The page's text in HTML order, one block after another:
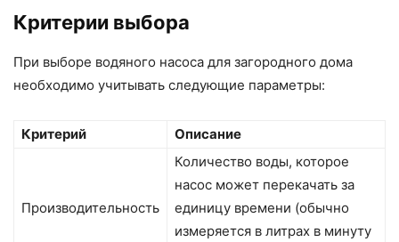
Критерии выбора
При выборе водяного насоса для загородного дома
необходимо учитывать следующие параметры:
Критерий Описание
Производительность
Количество воды, которое
насос может перекачать за
единицу времени (обычно
измеряется в литрах в минуту